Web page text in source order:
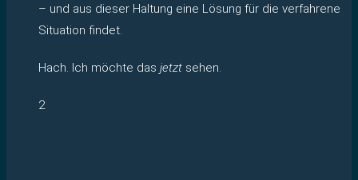
– und aus dieser Haltung eine Lösung für die verfahrene
Situation findet.
Hach. Ich möchte das jetzt sehen.
2